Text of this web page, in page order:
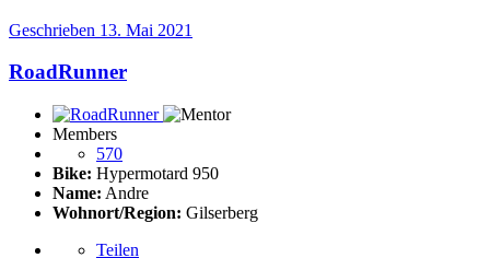
Geschrieben 13. Mai 2021
RoadRunner
Members
570
Bike: Hypermotard 950
Name: Andre
Wohnort/Region: Gilserberg
Teilen